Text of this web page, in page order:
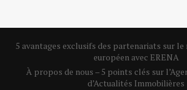
5 avantages exclusifs des partenariats sur
européen avec ERENA
À propos de nous – 5 points clés sur
d’Actualités Immobilières